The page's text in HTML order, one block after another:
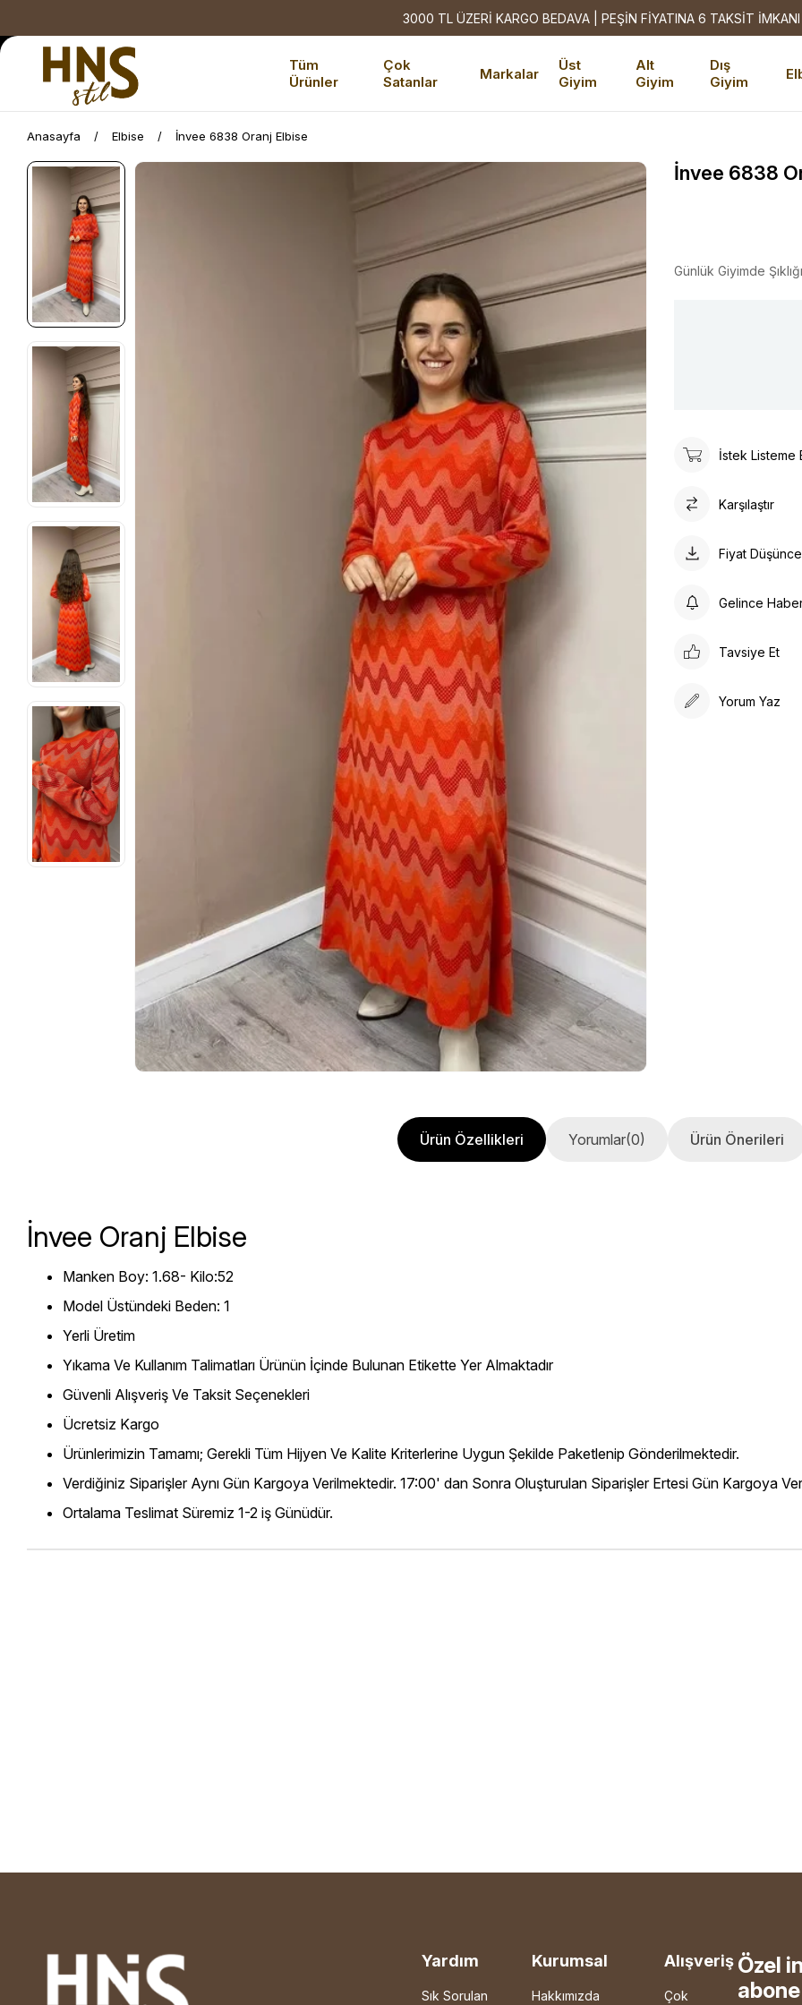
3000 TL ÜZERİ KARGO BEDAVA | PEŞİN FİYATINA 6 TAKSİT İMKANI
Tüm
Ürünler
Çok
Satanlar
Markalar
Üst
Giyim
Alt
Giyim
Dış
Giyim
Anasayfa Elbise İnvee 6838 Oranj Elbise
İnvee 6838
Günlük Giyimde
İstek Listeme
Karşılaştır
Fiyat
Gelince
Tavsiye Et
Yorum Yaz
Ürün Özellikleri Yorumlar(0) Ürün Önerileri
İnvee Oranj Elbise
Manken Boy: 1.68- Kilo:52
Model Üstündeki Beden: 1
Yerli Üretim
Yıkama Ve Kullanım Talimatları Ürünün İçinde Bulunan Etikette Yer Almaktadır
Güvenli Alışveriş Ve Taksit Seçenekleri
Ücretsiz Kargo
Ürünlerimizin Tamamı; Gerekli Tüm Hijyen Ve Kalite Kriterlerine Uygun Şekilde Paketlenip Gönderilmektedir.
Verdiğiniz Siparişler Aynı Gün Kargoya Verilmektedir. 17:00' dan Sonra Oluşturulan Siparişler Ertesi Gün Kargoya
Ortalama Teslimat Süremiz 1-2 iş Günüdür.
Yardım
Sık Sorulan
Kurumsal
Hakkımızda
Alışveriş
Çok
Özel